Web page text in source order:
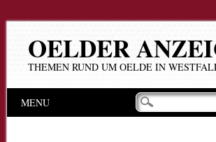
OELDER
THEMEN RUND UM OELDE IN
Hauptmenü
Inhalt
MENU